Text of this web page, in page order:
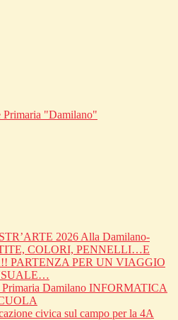
Primaria "Damilano"
2026 Alla Damilano-
COLORI, PENNELLI…E
PARTENZA PER UN VIAGGIO
Damilano INFORMATICA
civica sul campo per la 4A